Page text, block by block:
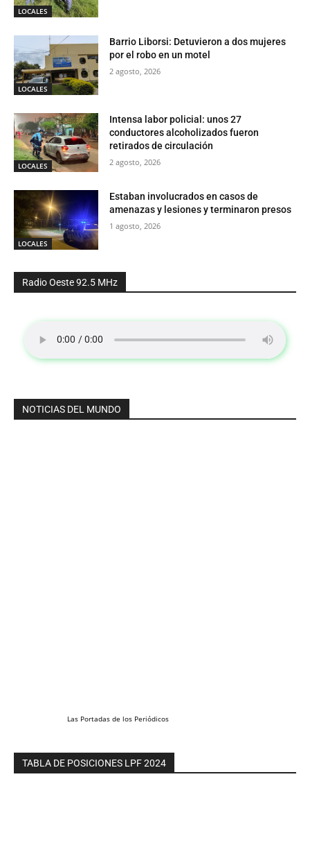
LOCALES
LOCALES
Barrio Liborsi: Detuvieron a dos mujeres
por el robo en un motel
2 agosto, 2026
LOCALES
Intensa labor policial: unos 27
conductores alcoholizados fueron
retirados de circulación
2 agosto, 2026
LOCALES
Estaban involucrados en casos de
amenazas y lesiones y terminaron presos
1 agosto, 2026
Radio Oeste 92.5 MHz
NOTICIAS DEL MUNDO
Las Portadas de los Periódicos
TABLA DE POSICIONES LPF 2024